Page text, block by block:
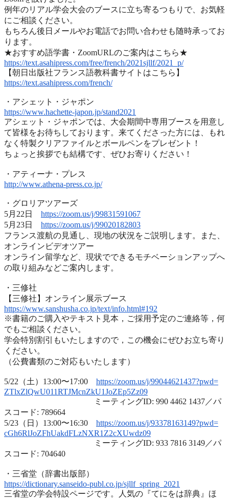
例年のリアル学会大会のブースに立ち寄るつもりで、 お気軽
にご相談ください。
もちろん後日メールやお電話でお問い合わせも随時承ってお
ります。
★おすすめ語学書・ZoomURLのご案内はこちら★
https://text.asahipress.com/free/french/2021sjllf/2021_p/
【朝日出版社フランス語教科書サイトはこちら】
https://text.asahipress.com/french/
・アシェット・ジャポン
https://www.hachette-japon.jp/stand2021
アシェット・ジャポンでは、 大会期間中専用ブースを用意し
て皆様をお待ちしております。 来てくださった方には、
もれ
なく特製クリアファイルとボールペンをプレゼント！
ちょっと挨拶でも結構です、ぜひお寄りください！
・アティーナ・プレス
http://www.athena-press.co.jp/
・グロリアツアーズ
5月22日 https://zoom.us/j/99831591067
5月23日 https://zoom.us/j/99020182803
フランス渡航の見通し、現地の状況をご説明します。また、
オンラインビデオツアー
オンライン留学など、 現状でできるモチベーションアップへ
の取り組みなどご案内します。
・三修社
【三修社】オンライン展示ブース
https://www.sanshusha.co.jp/text/info.html#192
※書籍のご購入やテキスト見本，ご採用予定のご連絡等， 何
でもご相談ください。
学会特別割引もいたしますので， この機会にぜひお立ち寄り
ください。
（公費書類のご対応もいたします）
5/22（土）13:00〜17:00 https://zoom.us/j/99044621437?pwd=
ZTlxZlQwU011RTJMcnZkU1JoZEp5Zz09
ミーティングID: 990 4462 1437／パ
スコード: 789664
5/23（日）13:00〜16:30 https://zoom.us/j/93378163149?pwd=
cGh6RlJoZFhUakdFLzNXR1Z2cXUwdz09
ミーティングID: 933 7816 3149／パ
スコード: 704640
・三省堂（辞書出版部）
https://dictionary.sanseido-publ.co.jp/sjllf_spring_2021
三省堂の学会特設ページです。人気の『てにをは辞典』ほ